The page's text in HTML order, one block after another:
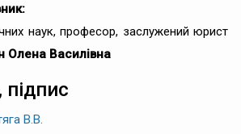
наук, професор, заслужений юрист
Олена Василівна
підпис
В.В.